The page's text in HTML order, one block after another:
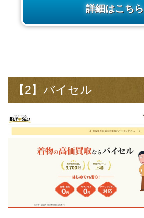
詳細はこちら
【2】バイセル